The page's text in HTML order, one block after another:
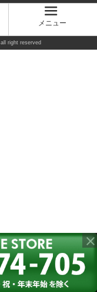
メニュー
all right reserved